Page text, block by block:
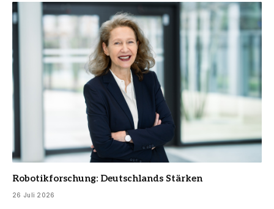
Robotikforschung: Deutschlands Stärken
26 Juli 2026